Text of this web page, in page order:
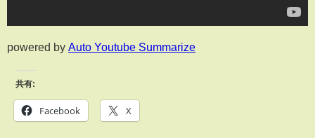
powered by Auto Youtube Summarize
共有:
Facebook X